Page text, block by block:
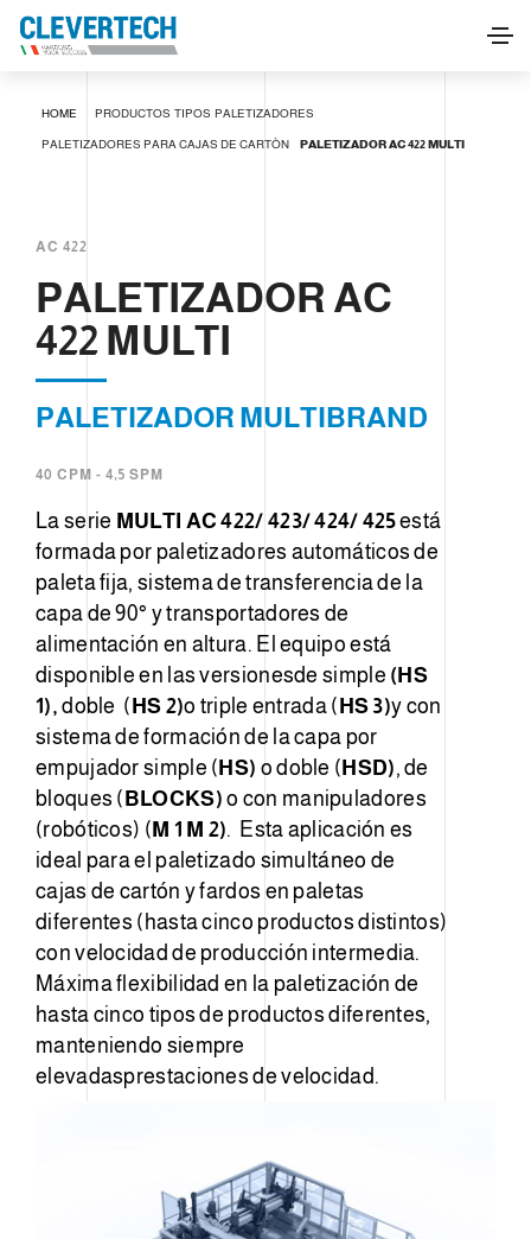
HOME PRODUCTOS TIPOS PALETIZADORES
PALETIZADORES PARA CAJAS DE CARTÒN PALETIZADOR AC 422 MULTI
AC 422
PALETIZADOR AC
422 MULTI
PALETIZADOR MULTIBRAND
40 CPM - 4,5 SPM
La serie MULTI AC 422/ 423/ 424/ 425está
formada por paletizadores automáticos de
paleta fija, sistema de transferencia de la
capa de 90° y transportadores de
alimentación en altura. El equipo está
disponible en las versionesde simple (HS
1),doble (HS 2)o triple entrada (HS 3)y con
sistema de formación de la capa por
empujador simple (HS) o doble (HSD), de
bloques (BLOCKS)o con manipuladores
(robóticos) (M 1 M 2). Esta aplicación es
ideal para el paletizado simultáneo de
cajas de cartón y fardos en paletas
diferentes (hasta cinco productos distintos)
con velocidad de producción intermedia.
Máxima flexibilidad en la paletización de
hasta cinco tipos de productos diferentes,
manteniendo siempre
elevadasprestaciones de velocidad.
SOLICITAR INFORMACIÓN